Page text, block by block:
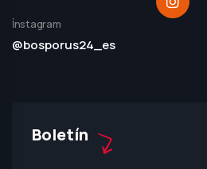
İnstagram
@bosporus24_es
Boletín